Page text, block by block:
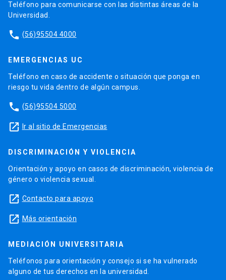
Teléfono para comunicarse con las distintas áreas de la
Universidad.
phone (56)95504 4000
EMERGENCIAS UC
Teléfono en caso de accidente o situación que ponga en
riesgo tu vida dentro de algún campus.
phone (56)95504 5000
launch Ir al sitio de Emergencias
DISCRIMINACIÓN Y VIOLENCIA
Orientación y apoyo en casos de discriminación, violencia de
género o violencia sexual.
launch Contacto para apoyo
launch Más orientación
MEDIACIÓN UNIVERSITARIA
Teléfonos para orientación y consejo si se ha vulnerado
alguno de tus derechos en la universidad.